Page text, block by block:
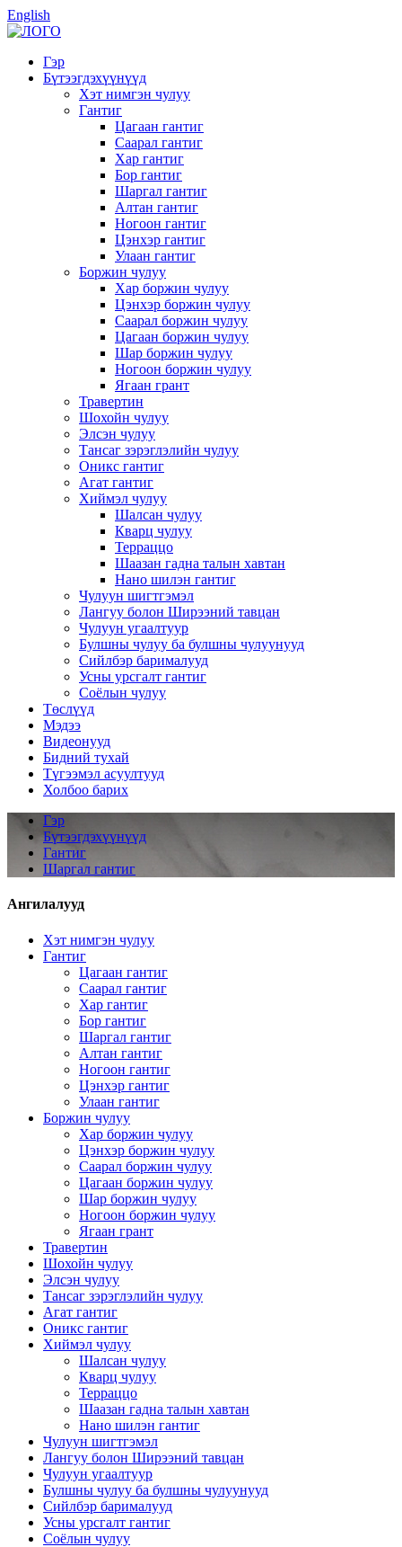
English
Гэр
Бүтээгдэхүүнүүд
Хэт нимгэн чулуу
Гантиг
Цагаан гантиг
Саарал гантиг
Хар гантиг
Бор гантиг
Шаргал гантиг
Алтан гантиг
Ногоон гантиг
Цэнхэр гантиг
Улаан гантиг
Боржин чулуу
Хар боржин чулуу
Цэнхэр боржин чулуу
Саарал боржин чулуу
Цагаан боржин чулуу
Шар боржин чулуу
Ногоон боржин чулуу
Ягаан грант
Травертин
Шохойн чулуу
Элсэн чулуу
Тансаг зэрэглэлийн чулуу
Оникс гантиг
Агат гантиг
Хиймэл чулуу
Шалсан чулуу
Кварц чулуу
Терраццо
Шаазан гадна талын хавтан
Нано шилэн гантиг
Чулуун шигтгэмэл
Лангуу болон Ширээний тавцан
Чулуун угаалтуур
Булшны чулуу ба булшны чулуунууд
Сийлбэр барималууд
Усны урсгалт гантиг
Соёлын чулуу
Төслүүд
Мэдээ
Видеонууд
Бидний тухай
Түгээмэл асуултууд
Холбоо барих
Гэр
Бүтээгдэхүүнүүд
Гантиг
Шаргал гантиг
Ангилалууд
Хэт нимгэн чулуу
Гантиг
Цагаан гантиг
Саарал гантиг
Хар гантиг
Бор гантиг
Шаргал гантиг
Алтан гантиг
Ногоон гантиг
Цэнхэр гантиг
Улаан гантиг
Боржин чулуу
Хар боржин чулуу
Цэнхэр боржин чулуу
Саарал боржин чулуу
Цагаан боржин чулуу
Шар боржин чулуу
Ногоон боржин чулуу
Ягаан грант
Травертин
Шохойн чулуу
Элсэн чулуу
Тансаг зэрэглэлийн чулуу
Агат гантиг
Оникс гантиг
Хиймэл чулуу
Шалсан чулуу
Кварц чулуу
Терраццо
Шаазан гадна талын хавтан
Нано шилэн гантиг
Чулуун шигтгэмэл
Лангуу болон Ширээний тавцан
Чулуун угаалтуур
Булшны чулуу ба булшны чулуунууд
Сийлбэр барималууд
Усны урсгалт гантиг
Соёлын чулуу